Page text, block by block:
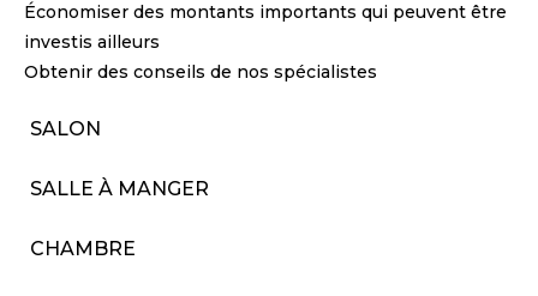
Économiser des montants importants qui peuvent être
investis ailleurs
Obtenir des conseils de nos spécialistes
SALON
SALLE À MANGER
CHAMBRE